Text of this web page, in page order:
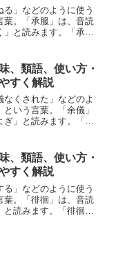
る」などのように使う
葉。「承服」は、音読
」と読みます。「承
て、小説などの用例を
かりやすく...
、類語、使い方・
すく解説
なくされた」などのよ
いう言葉。「余儀」
ぎ」と読みます。「余
て、小説などの用例を
かりやす...
、類語、使い方・
すく解説
る」などのように使う
葉。「徘徊」は、音読
読みます。「徘徊」